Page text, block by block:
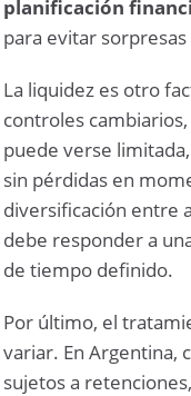
planificación
para evitar
La liquidez es otro
controles
puede verse
sin pérdidas en
diversificación entre
debe responder a
de tiempo definido.
Por último, el
variar. En Argentina,
sujetos a